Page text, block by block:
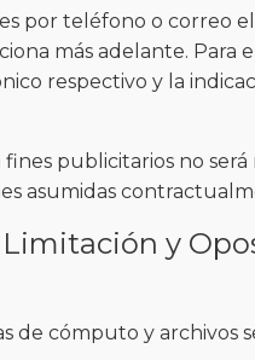
por teléfono o correo
más adelante. Para
respectivo y la
publicitarios no será
asumidas
y
de cómputo y archivos